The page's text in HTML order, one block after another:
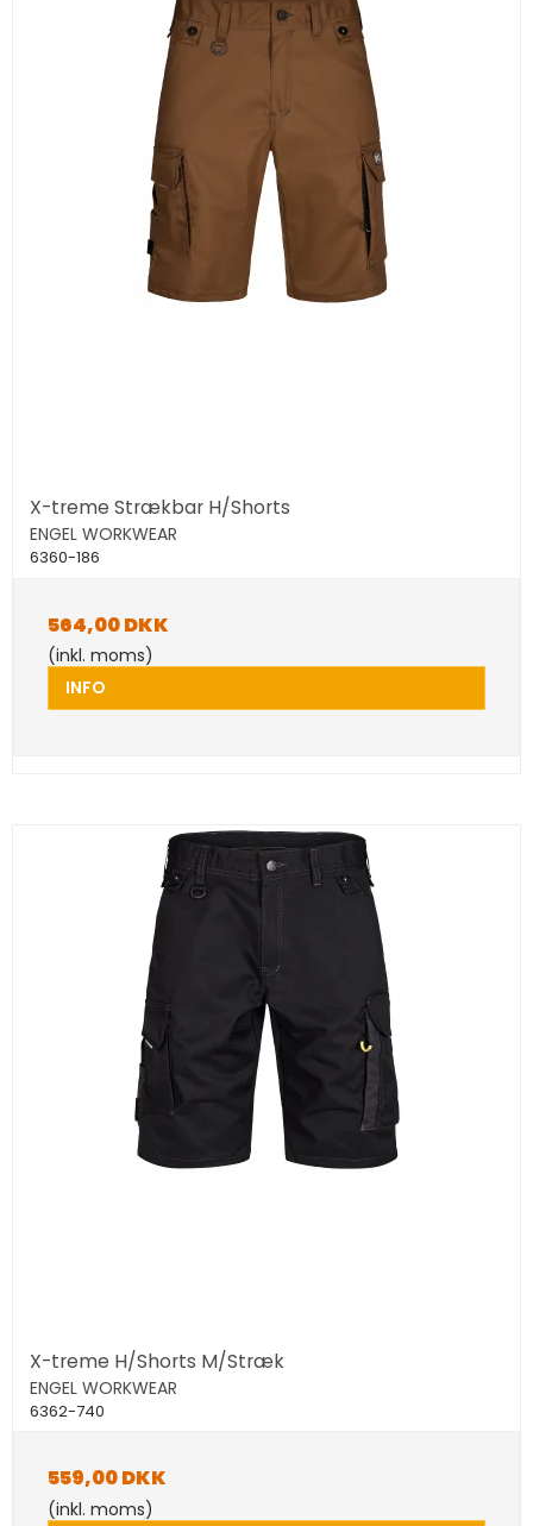
X-treme Strækbar H/Shorts
ENGEL WORKWEAR
6360-186
564,00 DKK
(inkl. moms)
INFO
X-treme H/Shorts M/Stræk
ENGEL WORKWEAR
6362-740
559,00 DKK
(inkl. moms)